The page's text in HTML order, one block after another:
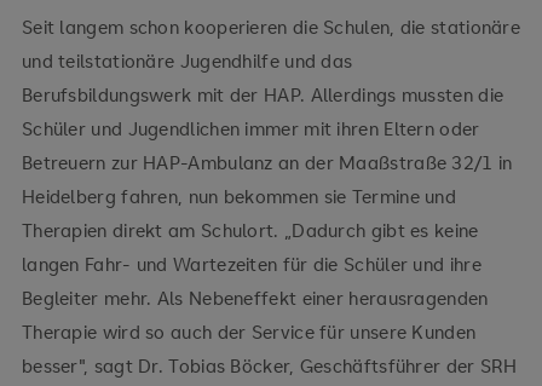
Seit langem schon kooperieren die Schulen, die stationäre
und teilstationäre Jugendhilfe und das
Berufsbildungswerk mit der HAP. Allerdings mussten die
Schüler und Jugendlichen immer mit ihren Eltern oder
Betreuern zur HAP-Ambulanz an der Maaßstraße 32/1 in
Heidelberg fahren, nun bekommen sie Termine und
Therapien direkt am Schulort. „Dadurch gibt es keine
langen Fahr- und Wartezeiten für die Schüler und ihre
Begleiter mehr. Als Nebeneffekt einer herausragenden
Therapie wird so auch der Service für unsere Kunden
besser", sagt Dr. Tobias Böcker, Geschäftsführer der SRH